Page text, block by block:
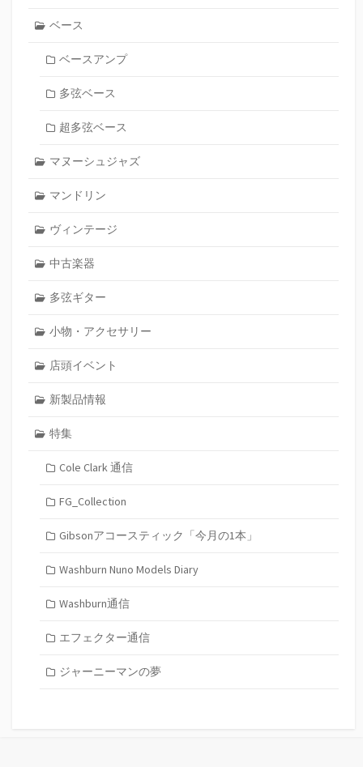
ベース
ベースアンプ
多弦ベース
超多弦ベース
マヌーシュジャズ
マンドリン
ヴィンテージ
中古楽器
多弦ギター
小物・アクセサリー
店頭イベント
新製品情報
特集
Cole Clark 通信
FG_Collection
Gibsonアコースティック「今月の1本」
Washburn Nuno Models Diary
Washburn通信
エフェクター通信
ジャーニーマンの夢